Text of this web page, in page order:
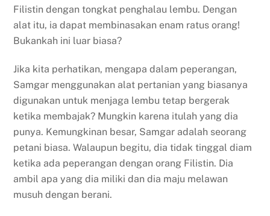
Filistin dengan tongkat penghalau lembu. Dengan
alat itu, ia dapat membinasakan enam ratus orang!
Bukankah ini luar biasa?
Jika kita perhatikan, mengapa dalam peperangan,
Samgar menggunakan alat pertanian yang biasanya
digunakan untuk menjaga lembu tetap bergerak
ketika membajak? Mungkin karena itulah yang dia
punya. Kemungkinan besar, Samgar adalah seorang
petani biasa. Walaupun begitu, dia tidak tinggal diam
ketika ada peperangan dengan orang Filistin. Dia
ambil apa yang dia miliki dan dia maju melawan
musuh dengan berani.